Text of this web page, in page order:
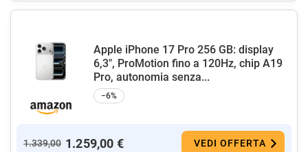
Apple iPhone 17 Pro 256 GB: display
6,3", ProMotion fino a 120Hz, chip A19
Pro, autonomia senza...
−6%
1.339,00 1.259,00 € VEDI OFFERTA